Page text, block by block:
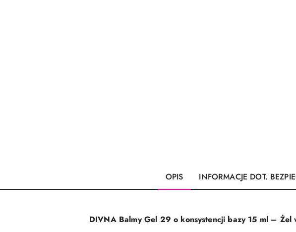
OPIS INFORMACJE DOT.
DIVNA Balmy Gel 29 o konsystencji bazy 15 ml – Żel